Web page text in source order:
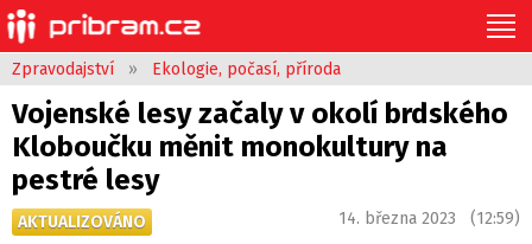
Zpravodajství » Ekologie, počasí, příroda
Vojenské lesy začaly v okolí brdského
Kloboučku měnit monokultury na
pestré lesy
AKTUALIZOVÁNO 14. března 2023 (12:59)